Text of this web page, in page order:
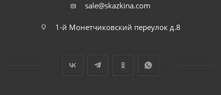
sale@skazkina.com
1-й Монетчиковский переулок д.8